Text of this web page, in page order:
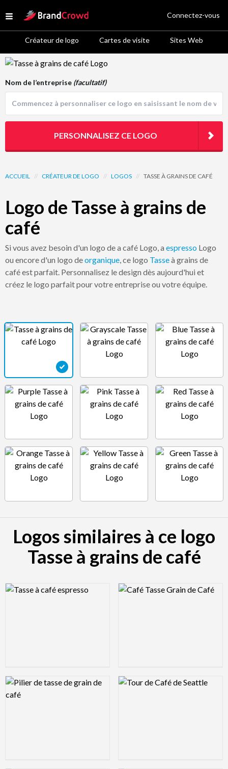
Open menu
Site Logo
Créateur de logo Cartes de visite Sites Web
Connectez-vous
Logo Template Preview
ACCUEIL // CRÉATEUR DE LOGO // LOGOS // TASSE À GRAINS DE CAFÉ
Logo de Tasse à grains de
café
Si vous avez besoin d'un logo de a café Logo, a espresso Logo
ou encore d'un logo deorganique, ce logo Tasseà grains de
café est parfait. Personnalisez le design dès aujourd'hui et
créez le logo parfait pour votre entreprise ou votre équipe.
Nom de l’entreprise (facultatif)
PERSONNALISEZ CE LOGO
Logos similaires à ce logo
Tasse à grains de café
Logo Preview Image Logo Preview Image
Logo Preview Image Logo Preview Image